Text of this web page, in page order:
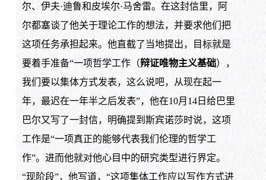
尔、伊夫·迪鲁和皮埃尔·马舍雷。在这封信里，阿
尔都塞谈了他关于理论工作的想法，并要求他们把
这项任务承担起来。他直截了当地提出，目标就是
要着手准备“一项哲学工作（辩证唯物主义基础），
我们要以集体方式发表，这么说吧，从现在起一
年，最迟在一年半之后发表”，他在10月14日给巴里
巴尔又写了一封信，明确提到斯宾诺莎时说，这项
工作是“一项真正的能够代表我们伦理的哲学工
作”。进而他就对他心目中的研究类型进行界定。
“现阶段”，他写道，“这项集体工作应以写作方式进